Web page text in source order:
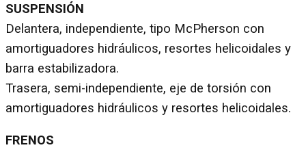
SUSPENSIÓN
Delantera, independiente, tipo McPherson con
amortiguadores hidráulicos, resortes helicoidales y
barra estabilizadora.
Trasera, semi-independiente, eje de torsión con
amortiguadores hidráulicos y resortes helicoidales.
FRENOS